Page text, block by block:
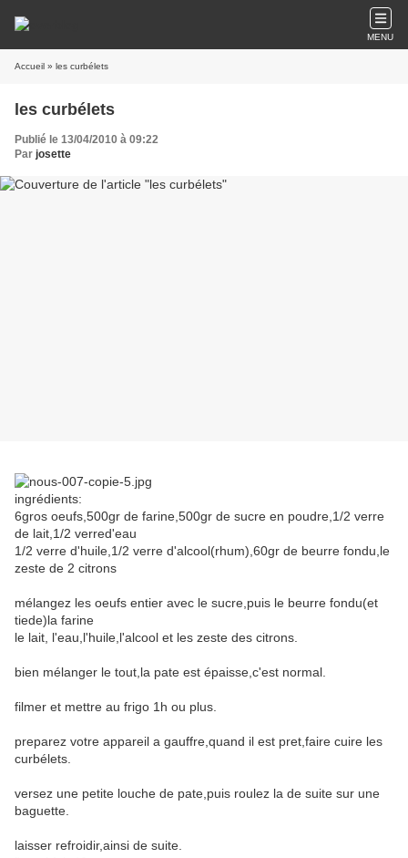
MENU
Accueil » les curbélets
les curbélets
Publié le 13/04/2010 à 09:22
Par josette
ingrédients:
6gros oeufs,500gr de farine,500gr de sucre en poudre,1/2 verre
de lait,1/2 verred'eau
1/2 verre d'huile,1/2 verre d'alcool(rhum),60gr de beurre fondu,le
zeste de 2 citrons
mélangez les oeufs entier avec le sucre,puis le beurre fondu(et
tiede)la farine
le lait, l'eau,l'huile,l'alcool et les zeste des citrons.
bien mélanger le tout,la pate est épaisse,c'est normal.
filmer et mettre au frigo 1h ou plus.
preparez votre appareil a gauffre,quand il est pret,faire cuire les
curbélets.
versez une petite louche de pate,puis roulez la de suite sur une
baguette.
laisser refroidir,ainsi de suite.